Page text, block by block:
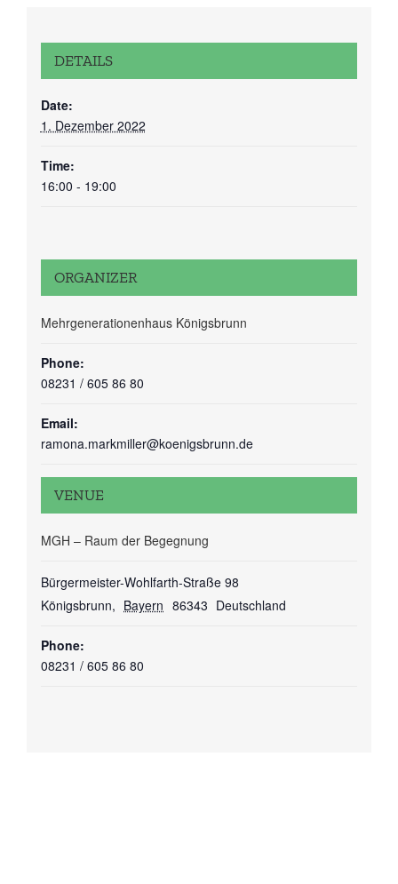
DETAILS
Date:
1. Dezember 2022
Time:
16:00 - 19:00
VENUE
MGH – Raum der Begegnung
Bürgermeister-Wohlfarth-Straße 98
Königsbrunn, Bayern 86343 Deutschland
Phone:
08231 / 605 86 80
ORGANIZER
Mehrgenerationenhaus Königsbrunn
Phone:
08231 / 605 86 80
Email:
ramona.markmiller@koenigsbrunn.de